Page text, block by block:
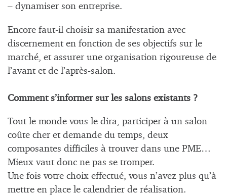
– dynamiser son entreprise.
Encore faut-il choisir sa manifestation avec
discernement en fonction de ses objectifs sur le
marché, et assurer une organisation rigoureuse de
l’avant et de l’après-salon.
Comment s’informer sur les salons existants ?
Tout le monde vous le dira, participer à un salon
coûte cher et demande du temps, deux
composantes difficiles à trouver dans une PME…
Mieux vaut donc ne pas se tromper.
Une fois votre choix effectué, vous n’avez plus qu’à
mettre en place le calendrier de réalisation.